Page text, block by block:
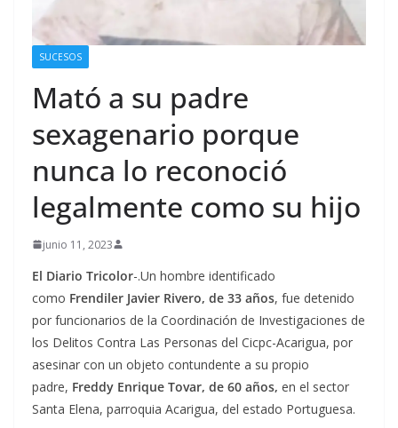
SUCESOS
Mató a su padre
sexagenario porque
nunca lo reconoció
legalmente como su hijo
junio 11, 2023
El Diario Tricolor-.Un hombre identificado
como Frendiler Javier Rivero, de 33 años, fue detenido
por funcionarios de la Coordinación de Investigaciones de
los Delitos Contra Las Personas del Cicpc-Acarigua, por
asesinar con un objeto contundente a su propio
padre, Freddy Enrique Tovar, de 60 años, en el sector
Santa Elena, parroquia Acarigua, del estado Portuguesa.